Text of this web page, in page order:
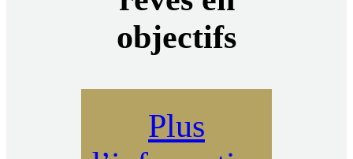
objectifs
Plus